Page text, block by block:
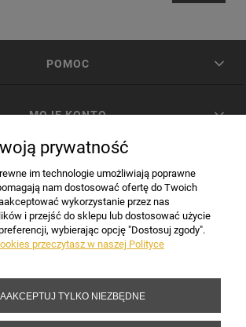
POMOC
MOJE KONTO
INFORMACJE
2017-2026 Sakramento.pl
prywatność
im technologie umożliwiają poprawne
nam dostosować ofertę do Twoich
wykorzystanie przez nas
i przejść do sklepu lub dostosować użycie
wybierając opcję "Dostosuj zgody".
przeczytasz w naszej Polityce
TYLKO NIEZBĘDNE